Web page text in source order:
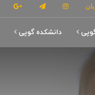
دانشکده گوپی